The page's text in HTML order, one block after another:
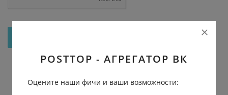
POSTTOP - АГРЕГАТОР ВК
Оцените наши фичи и ваши возможности: